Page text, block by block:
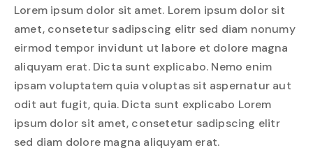
Lorem ipsum dolor sit amet. Lorem ipsum dolor sit
amet, consetetur sadipscing elitr sed diam nonumy
eirmod tempor invidunt ut labore et dolore magna
aliquyam erat. Dicta sunt explicabo. Nemo enim
ipsam voluptatem quia voluptas sit aspernatur aut
odit aut fugit, quia. Dicta sunt explicabo Lorem
ipsum dolor sit amet, consetetur sadipscing elitr
sed diam dolore magna aliquyam erat.